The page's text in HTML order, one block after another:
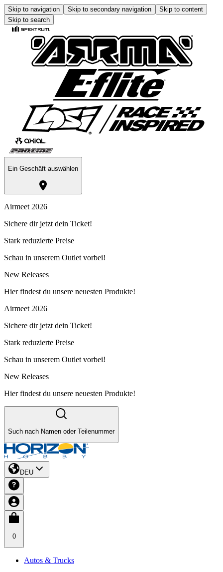
Skip to navigation Skip to secondary navigation
Skip to content
Skip to search
Ein Geschäft auswählen
Airmeet 2026
Sichere dir jetzt dein Ticket!
Stark reduzierte Preise
Schau in unserem Outlet vorbei!
New Releases
Hier findest du unsere neuesten Produkte!
Airmeet 2026
Sichere dir jetzt dein Ticket!
Stark reduzierte Preise
Schau in unserem Outlet vorbei!
New Releases
Hier findest du unsere neuesten Produkte!
Such nach Namen oder Teilenummer
DEU
0
Autos & Trucks